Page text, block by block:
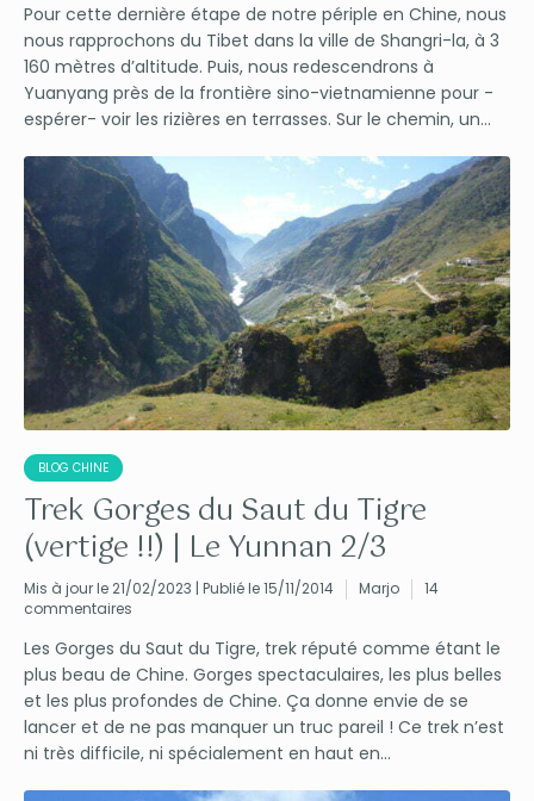
Pour cette dernière étape de notre périple en Chine, nous
nous rapprochons du Tibet dans la ville de Shangri-la, à 3
160 mètres d’altitude. Puis, nous redescendrons à
Yuanyang près de la frontière sino-vietnamienne pour -
espérer- voir les rizières en terrasses. Sur le chemin, un...
BLOG CHINE
Trek Gorges du Saut du Tigre
(vertige !!) | Le Yunnan 2/3
Mis à jour le 21/02/2023 | Publié le 15/11/2014 Marjo
14
commentaires
Les Gorges du Saut du Tigre, trek réputé comme étant le
plus beau de Chine. Gorges spectaculaires, les plus belles
et les plus profondes de Chine. Ça donne envie de se
lancer et de ne pas manquer un truc pareil ! Ce trek n’est
ni très difficile, ni spécialement en haut en...